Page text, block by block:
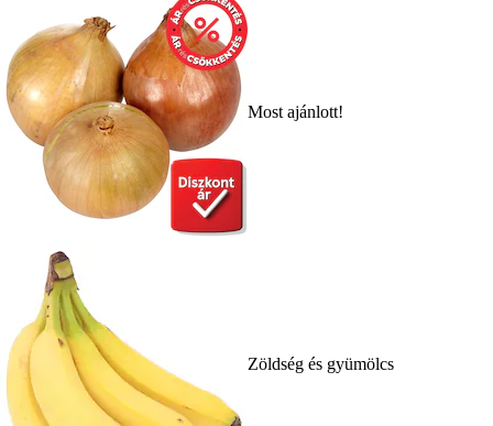
Most ajánlott!
Zöldség és gyümölcs